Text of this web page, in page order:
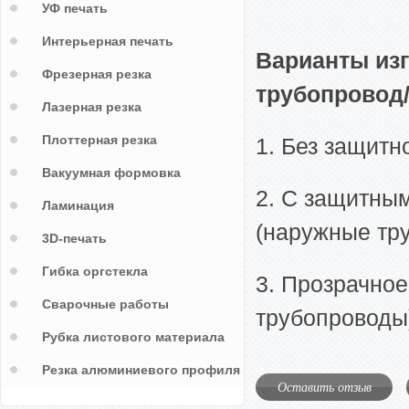
Варианты
1. Без
2. С
(наружные
3.
Оставить отзыв
УФ печать
Интерьерная печать
Фрезерная резка
Лазерная резка
Плоттерная резка
Вакуумная формовка
Ламинация
3D-печать
Гибка оргстекла
Сварочные работы
Рубка листового материала
Резка алюминиевого профиля